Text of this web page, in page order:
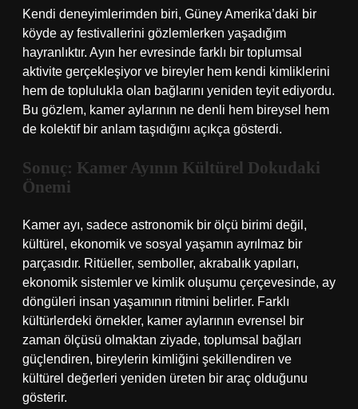
Kendi deneyimlerimden biri, Güney Amerika’daki bir
köyde ay festivallerini gözlemlerken yaşadığım
hayranlıktır. Ayın her evresinde farklı bir toplumsal
aktivite gerçekleşiyor ve bireyler hem kendi kimliklerini
hem de toplulukla olan bağlarını yeniden teyit ediyordu.
Bu gözlem, kamer aylarının ne denli hem bireysel hem
de kolektif bir anlam taşıdığını açıkça gösterdi.
Sonuç: Kamer Ayının Kültürel Dokudaki
Önemi
Kamer ayı, sadece astronomik bir ölçü birimi değil,
kültürel, ekonomik ve sosyal yaşamın ayrılmaz bir
parçasıdır. Ritüeller, semboller, akrabalık yapıları,
ekonomik sistemler ve kimlik oluşumu çerçevesinde, ay
döngüleri insan yaşamının ritmini belirler. Farklı
kültürlerdeki örnekler, kamer aylarının evrensel bir
zaman ölçüsü olmaktan ziyade, toplumsal bağları
güçlendiren, bireylerin kimliğini şekillendiren ve
kültürel değerleri yeniden üreten bir araç olduğunu
gösterir.